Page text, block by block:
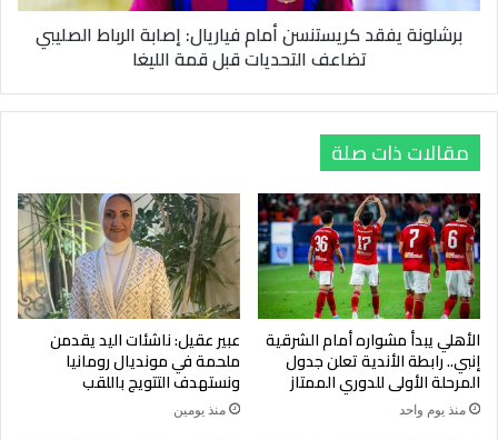
تضاعف
التحديات
برشلونة يفقد كريستنسن أمام فياريال: إصابة الرباط الصليبي
تضاعف التحديات قبل قمة الليغا
مقالات ذات صلة
الأهلي يبدأ مشواره أمام الشرقية
إنبي.. رابطة الأندية تعلن جدول
المرحلة الأولى للدوري الممتاز
منذ يوم واحد
عبير عقيل: ناشئات اليد يقدمن
ملحمة في مونديال رومانيا
ونستهدف التتويج باللقب
منذ يومين